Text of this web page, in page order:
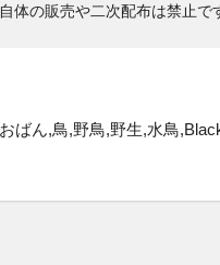
体の販売や二次配布は禁止で
ばん,鳥,野鳥,野生,水鳥